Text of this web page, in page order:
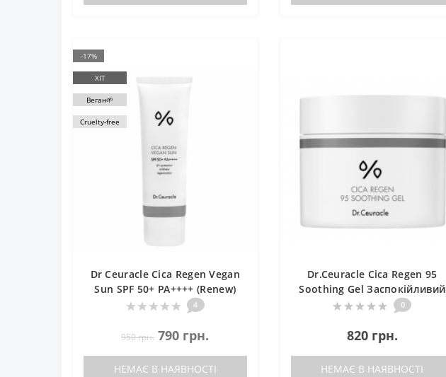
-17%
ХІТ
Веган🌱
Cruelty-free
Dr Ceuracle Сica Regen Vegan
Sun SPF 50+ PA++++ (Renew)
Сонцезахисний крем
4
950 грн. 790 грн.
НЕМАЄ В НАЯВНОСТІ
Dr.Ceuracle Cica Regen 95
Soothing Gel Заспокійливий
крем-гель з центелою
0
820 грн.
НЕМАЄ В НАЯВНОСТІ